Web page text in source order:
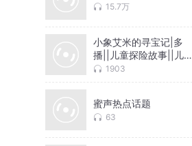
15.7万
小象艾米的寻宝记|多
播||儿童探险故事||儿童
成长||寻宝
1903
蜜声热点话题
63